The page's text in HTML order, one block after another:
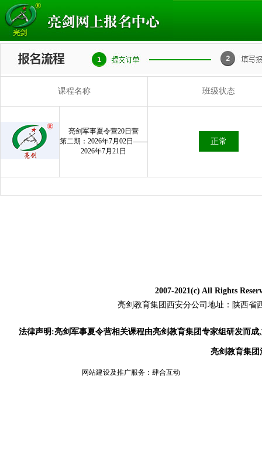
课程名称 班级状态
亮剑军事夏令营20日营
第二期：2026年7月02日——
2026年7月21日
正常
2007-2021(c) All Rights
亮剑教育集团 西安分公司地址：陕西省
法律声明:亮剑军事夏令营相关课程由亮剑教育集团专家组研发而
亮剑教育集
网站建设及推广服务： 肆合互动